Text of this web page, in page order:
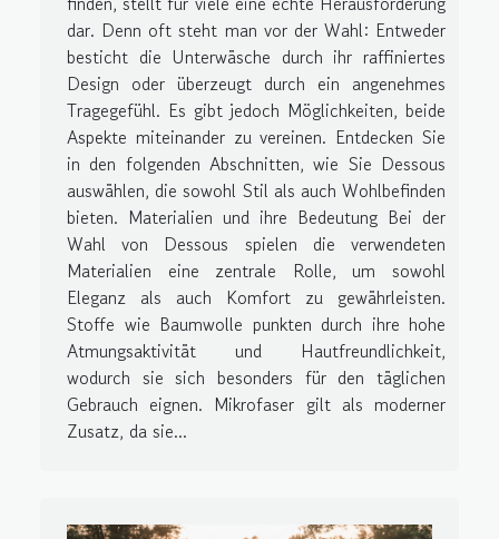
dar. Denn oft steht man vor der Wahl: Entweder
besticht die Unterwäsche durch ihr raffiniertes
Design oder überzeugt durch ein angenehmes
Tragegefühl. Es gibt jedoch Möglichkeiten, beide
Aspekte miteinander zu vereinen. Entdecken Sie
in den folgenden Abschnitten, wie Sie Dessous
auswählen, die sowohl Stil als auch Wohlbefinden
bieten. Materialien und ihre Bedeutung Bei der
Wahl von Dessous spielen die verwendeten
Materialien eine zentrale Rolle, um sowohl
Eleganz als auch Komfort zu gewährleisten.
Stoffe wie Baumwolle punkten durch ihre hohe
Atmungsaktivität und Hautfreundlichkeit,
wodurch sie sich besonders für den täglichen
Gebrauch eignen. Mikrofaser gilt als moderner
Zusatz, da sie...